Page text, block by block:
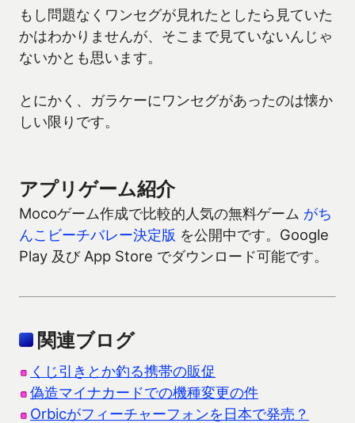
もし問題なくワンセグが見れたとしたら見ていた
かはわかりませんが、そこまで見ていないんじゃ
ないかとも思います。
とにかく、ガラケーにワンセグがあったのは懐か
しい限りです。
アプリゲーム紹介
Mocoゲーム作成で比較的人気の無料ゲーム がち
んこビーチバレー決定版 を公開中です。Google
Play 及び App Store でダウンロード可能です。
関連ブログ
くじ引きとか釣る携帯の販促
偽造マイナカードでの機種変更の件
Orbicがフィーチャーフォンを日本で発売？